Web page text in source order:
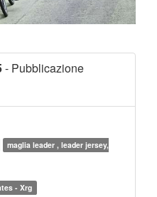
- Pubblicazione
maglia leader , leader jersey,
- Xrg